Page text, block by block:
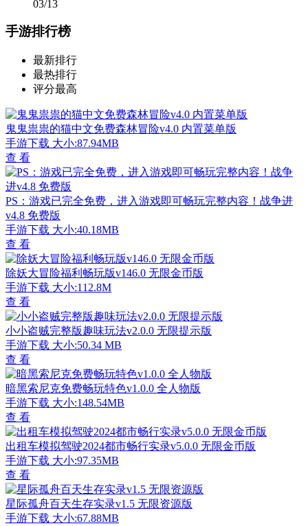
03/13
手游排行榜
最新排行
最热排行
评分最高
鬼鬼祟祟的猫中文免费森林冒险v4.0 内置菜单版
手游下载 大小:87.94MB
查 看
PS：游戏已完全免费，进入游戏即可畅玩完整内容！战争进
v4.8 免费版
手游下载 大小:40.18MB
查 看
除妖大冒险福利畅玩版v146.0 无限金币版
手游下载 大小:112.8M
查 看
小小盗贼完整版趣味玩法v2.0.0 无限提示版
手游下载 大小:50.34 MB
查 看
暗黑索尼克免费畅玩特色v1.0.0 全人物版
手游下载 大小:148.54MB
查 看
出租车模拟驾驶2024都市畅行实录v5.0.0 无限金币版
手游下载 大小:97.35MB
查 看
星际孤舟百天生存实录v1.5 无限资源版
手游下载 大小:67.88MB